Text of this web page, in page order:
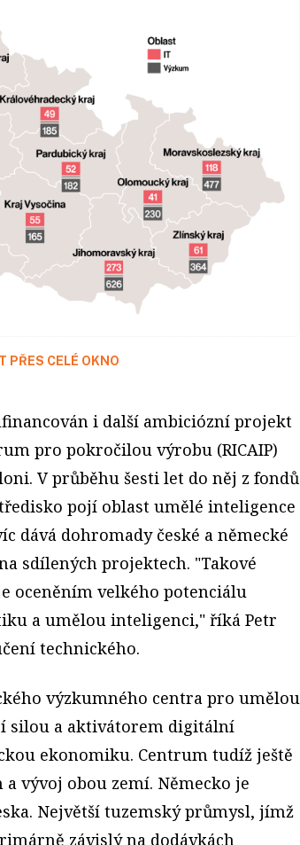
PŘES CELÉ OKNO
i další ambiciózní projekt
pro pokročilou výrobu (RICAIP)
V průběhu šesti let do něj z fondů
pojí oblast umělé inteligence
dává dohromady české a německé
sdílených projektech. "Takové
oceněním velkého potenciálu
a umělou inteligenci," říká Petr
technického.
výzkumného centra pro umělou
silou a aktivátorem digitální
ekonomiku. Centrum tudíž ještě
vývoj obou zemí. Německo je
Největší tuzemský průmysl, jímž
závislý na dodávkách